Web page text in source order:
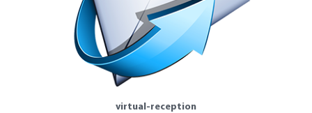
virtual-reception